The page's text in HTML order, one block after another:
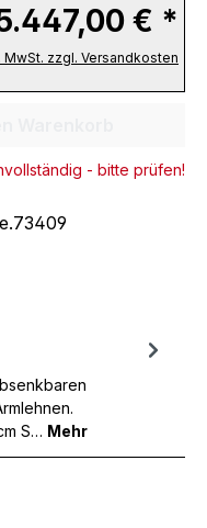
€ *
MwSt. zzgl. Versandkosten
- bitte prüfen!
S… Mehr